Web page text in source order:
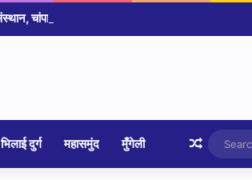
भिलाई दुर्ग महासमुंद मुँगेली